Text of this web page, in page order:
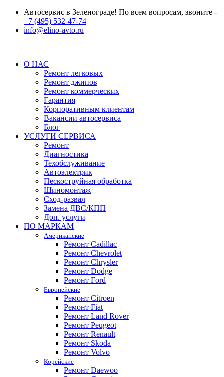
Автосервис в Зеленограде! По всем вопросам, звоните -
+7 (495) 532-47-74
info@elino-avto.ru
О НАС
Ремонт легковых
Ремонт джипов
Ремонт коммерческих
Гарантия
Корпоративным клиентам
Вакансии автосервиса
Блог
УСЛУГИ СЕРВИСА
Ремонт
Диагностика
Техобслуживание
Автоэлектрик
Пескоструйная обработка
Шиномонтаж
Сход-развал
Замена ДВС/КПП
Доп. услуги
ПО МАРКАМ
Американские
Ремонт Cadillac
Ремонт Chevrolet
Ремонт Chrysler
Ремонт Dodge
Ремонт Ford
Европейские
Ремонт Citroen
Ремонт Fiat
Ремонт Land Rover
Ремонт Peugeot
Ремонт Renault
Ремонт Skoda
Ремонт Volvo
Корейские
Ремонт Daewoo